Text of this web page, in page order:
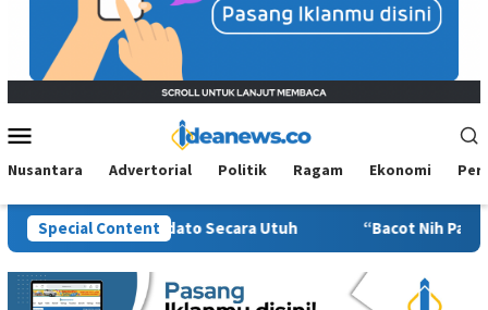
Menu
Nusantara Advertorial Politik Ragam Ekonomi
Special Content
Pidato Secara Utuh “Bacot Nih Pasien” Berujung